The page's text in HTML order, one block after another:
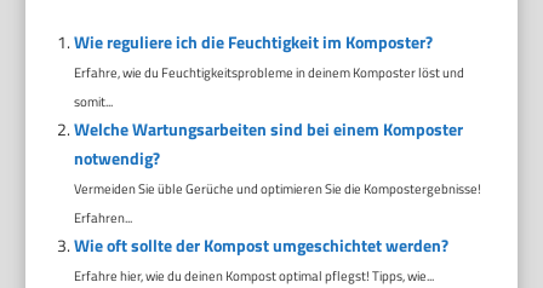
Wie reguliere ich die Feuchtigkeit im Komposter?
Erfahre, wie du Feuchtigkeitsprobleme in deinem Komposter löst und
somit...
Welche Wartungsarbeiten sind bei einem Komposter
notwendig?
Vermeiden Sie üble Gerüche und optimieren Sie die Kompostergebnisse!
Erfahren...
Wie oft sollte der Kompost umgeschichtet werden?
Erfahre hier, wie du deinen Kompost optimal pflegst! Tipps, wie...